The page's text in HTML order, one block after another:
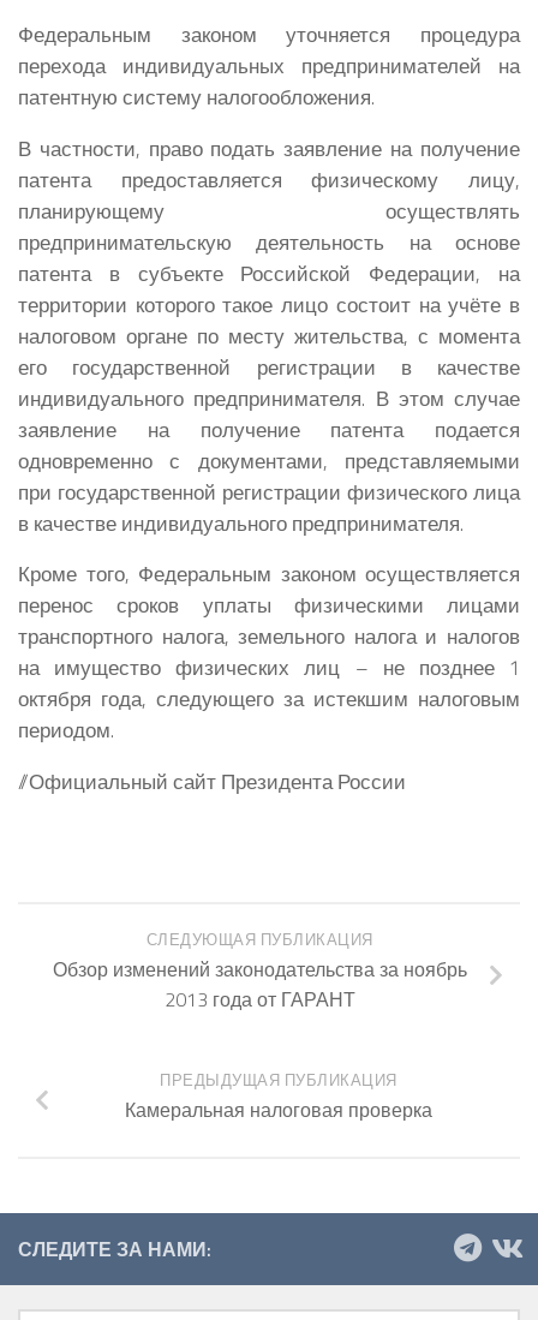
Федеральным законом уточняется процедура
перехода индивидуальных предпринимателей на
патентную систему налогообложения.
В частности, право подать заявление на получение
патента предоставляется физическому лицу,
планирующему осуществлять
предпринимательскую деятельность на основе
патента в субъекте Российской Федерации, на
территории которого такое лицо состоит на учёте в
налоговом органе по месту жительства, с момента
его государственной регистрации в качестве
индивидуального предпринимателя. В этом случае
заявление на получение патента подается
одновременно с документами, представляемыми
при государственной регистрации физического лица
в качестве индивидуального предпринимателя.
Кроме того, Федеральным законом осуществляется
перенос сроков уплаты физическими лицами
транспортного налога, земельного налога и налогов
на имущество физических лиц – не позднее 1
октября года, следующего за истекшим налоговым
периодом.
//Официальный сайт Президента России
СЛЕДУЮЩАЯ ПУБЛИКАЦИЯ
Обзор изменений законодательства за ноябрь
2013 года от ГАРАНТ
ПРЕДЫДУЩАЯ ПУБЛИКАЦИЯ
Камеральная налоговая проверка
СЛЕДИТЕ ЗА НАМИ: